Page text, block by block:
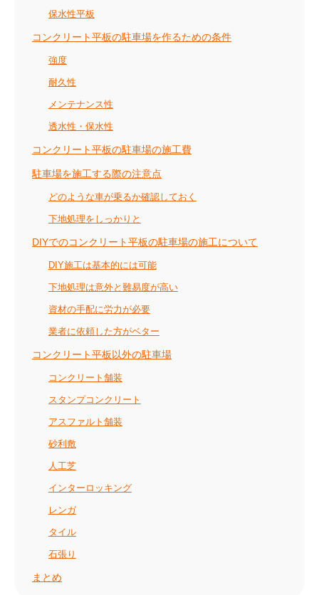
保水性平板
コンクリート平板の駐車場を作るための条件
強度
耐久性
メンテナンス性
透水性・保水性
コンクリート平板の駐車場の施工費
駐車場を施工する際の注意点
どのような車が乗るか確認しておく
下地処理をしっかりと
DIYでのコンクリート平板の駐車場の施工について
DIY施工は基本的には可能
下地処理は意外と難易度が高い
資材の手配に労力が必要
業者に依頼した方がベター
コンクリート平板以外の駐車場
コンクリート舗装
スタンプコンクリート
アスファルト舗装
砂利敷
人工芝
インターロッキング
レンガ
タイル
石張り
まとめ